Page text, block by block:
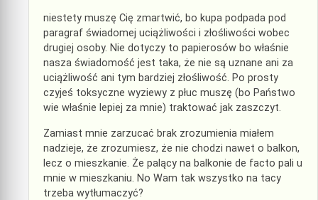
niestety muszę Cię zmartwić, bo kupa podpada pod
paragraf świadomej uciążliwości i złośliwości wobec
drugiej osoby. Nie dotyczy to papierosów bo właśnie
nasza świadomość jest taka, że nie są uznane ani za
uciążliwość ani tym bardziej złośliwość. Po prosty
czyjeś toksyczne wyziewy z płuc muszę (bo Państwo
wie właśnie lepiej za mnie) traktować jak zaszczyt.
Zamiast mnie zarzucać brak zrozumienia miałem
nadzieje, że zrozumiesz, że nie chodzi nawet o balkon,
lecz o mieszkanie. Że palący na balkonie de facto pali u
mnie w mieszkaniu. No Wam tak wszystko na tacy
trzeba wytłumaczyć?